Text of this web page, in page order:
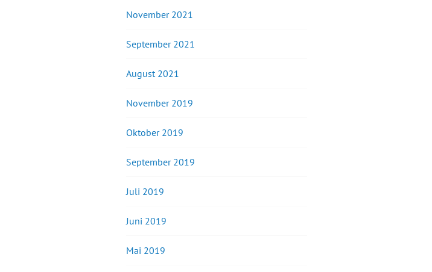
November 2021
September 2021
August 2021
November 2019
Oktober 2019
September 2019
Juli 2019
Juni 2019
Mai 2019